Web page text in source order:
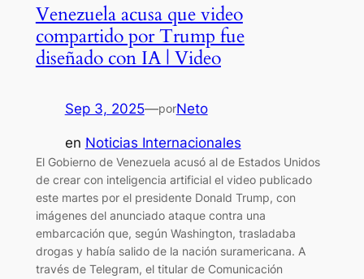
Venezuela acusa que video
compartido por Trump fue
diseñado con IA | Video
Sep 3, 2025—porNeto
en Noticias Internacionales
El Gobierno de Venezuela acusó al de Estados Unidos
de crear con inteligencia artificial el video publicado
este martes por el presidente Donald Trump, con
imágenes del anunciado ataque contra una
embarcación que, según Washington, trasladaba
drogas y había salido de la nación suramericana. A
través de Telegram, el titular de Comunicación